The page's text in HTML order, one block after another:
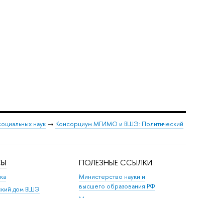
наук → Консорциум МГИМО и ВШЭ: Политический
дом ВШЭ
ПОЛЕЗНЫЕ ССЫЛКИ
Министерство науки и
высшего образования РФ